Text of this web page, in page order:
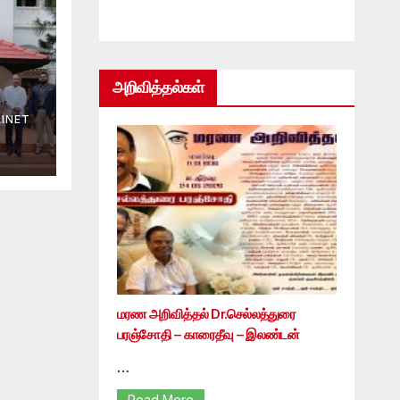
அறிவித்தல்கள்
மரண அறிவித்தல் Dr.செல்லத்துரை
பரஞ்சோதி – காரைதீவு – இலண்டன்
…